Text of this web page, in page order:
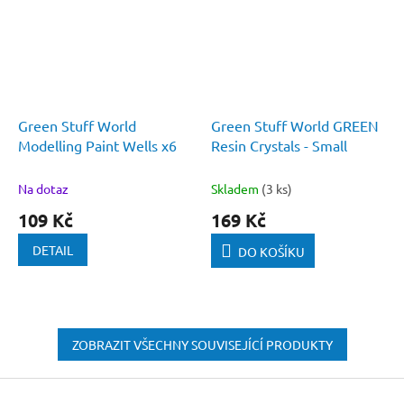
Green Stuff World
Modelling Paint Wells x6
Na dotaz
109 Kč
DETAIL
Green Stuff World GREEN
Resin Crystals - Small
Skladem (3 ks)
169 Kč
DO KOŠÍKU
ZOBRAZIT VŠECHNY SOUVISEJÍCÍ PRODUKTY
Z